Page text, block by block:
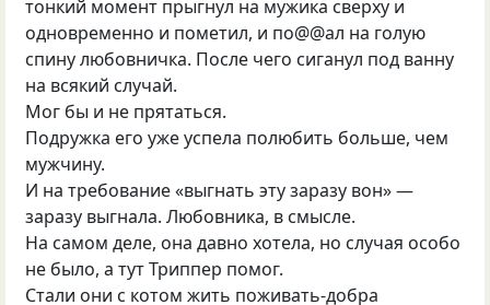
тонкий момент прыгнул на мужика сверху и
одновременно и пометил, и по@@ал на голую
спину любовничка. После чего сиганул под ванну
на всякий случай.
Мог бы и не прятаться.
Подружка его уже успела полюбить больше, чем
мужчину.
И на требование «выгнать эту заразу вон» —
заразу выгнала. Любовника, в смысле.
На самом деле, она давно хотела, но случая особо
не было, а тут Триппер помог.
Стали они с котом жить поживать-добра